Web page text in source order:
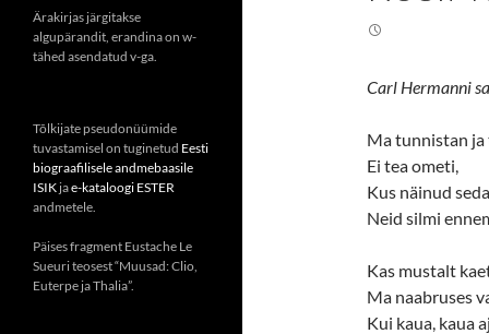
Carl Hermanni
Ma tunnistan
Ei tea ometi,
Kus näinud
Neid silmi
Kas mustalt
Ma naabruses
Kui kaua, kaua
Ärakirjas järgitakse
algupärandit, erandina on w-
tähed asendatud v-ga.
Tõlkijate pseudonüümide
tuvastamisel on tuginetud Eesti
biograafilisele andmebaasile
ISIK jae-kataloogi ESTER
andmetele.
Päises fragment Eustache Le
Sueuri teosest “Muusad: Clio,
Euterpe ja Thalia”.